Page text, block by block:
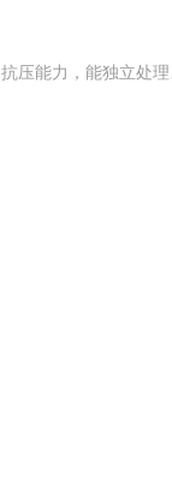
压能力，能独立处